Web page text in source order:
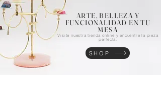
ARTE, BELLEZA Y
FUNCIONALIDAD EN TU
MESA
Visite nuestra tienda online y encuentre la pieza
perfecta.
SHOP